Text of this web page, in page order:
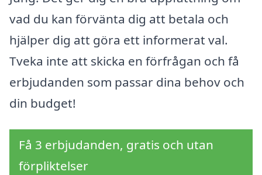
vad du kan förvänta dig att betala och
hjälper dig att göra ett informerat val.
Tveka inte att skicka en förfrågan och få
erbjudanden som passar dina behov och
din budget!
Få 3 erbjudanden, gratis och utan
förpliktelser